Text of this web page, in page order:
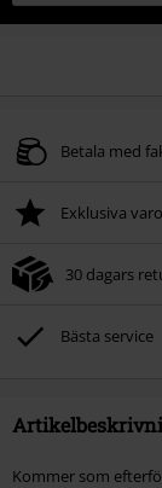
Betala med
Exklusiva
30 dagars
Bästa service
Kommer som